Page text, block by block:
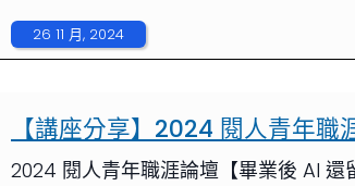
26 11 月, 2024
【講座分享】2024 閱人青年
2024 閱人青年職涯論壇【畢業後 AI